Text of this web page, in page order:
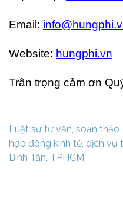
Email:
Website: hungphi.vn
Trân trọng cảm ơn
Điều
hướng
bài
Luật sư tư vấn, soạn thảo
hợp đồng kinh tế, dịch vụ
Bình Tân, TPHCM